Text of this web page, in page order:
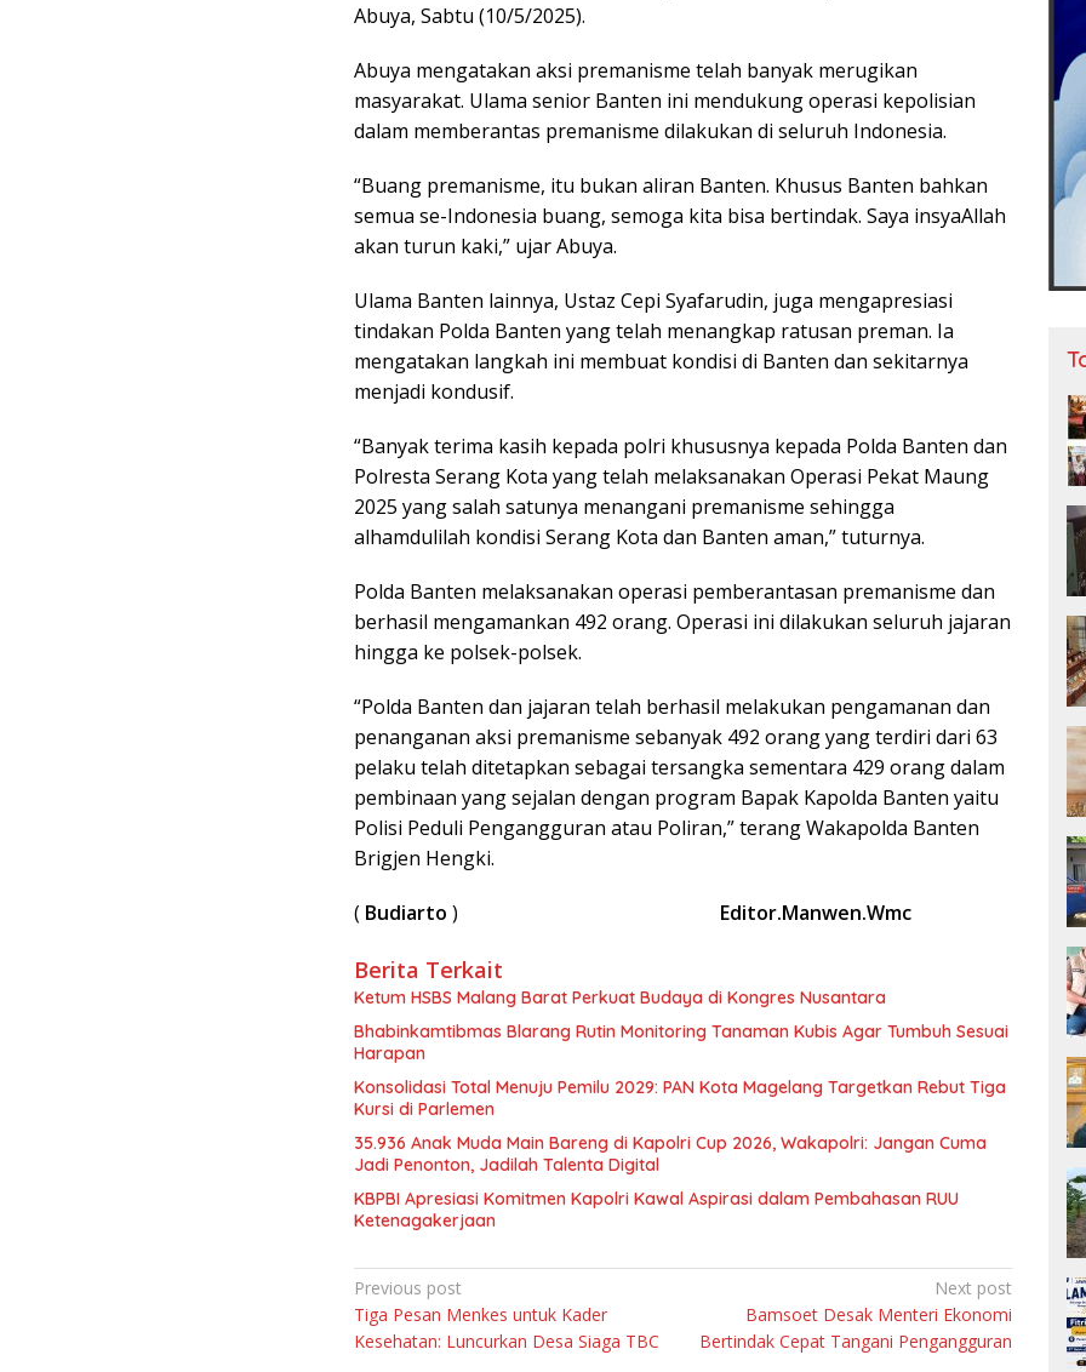
Abuya, Sabtu (10/5/2025).
Abuya mengatakan aksi premanisme telah banyak merugikan
masyarakat. Ulama senior Banten ini mendukung operasi kepolisian
dalam memberantas premanisme dilakukan di seluruh Indonesia.
“Buang premanisme, itu bukan aliran Banten. Khusus Banten bahkan
semua se-Indonesia buang, semoga kita bisa bertindak. Saya insyaAllah
akan turun kaki,” ujar Abuya.
Ulama Banten lainnya, Ustaz Cepi Syafarudin, juga mengapresiasi
tindakan Polda Banten yang telah menangkap ratusan preman. Ia
mengatakan langkah ini membuat kondisi di Banten dan sekitarnya
menjadi kondusif.
“Banyak terima kasih kepada polri khususnya kepada Polda Banten dan
Polresta Serang Kota yang telah melaksanakan Operasi Pekat Maung
2025 yang salah satunya menangani premanisme sehingga
alhamdulilah kondisi Serang Kota dan Banten aman,” tuturnya.
Polda Banten melaksanakan operasi pemberantasan premanisme dan
berhasil mengamankan 492 orang. Operasi ini dilakukan seluruh jajaran
hingga ke polsek-polsek.
“Polda Banten dan jajaran telah berhasil melakukan pengamanan dan
penanganan aksi premanisme sebanyak 492 orang yang terdiri dari 63
pelaku telah ditetapkan sebagai tersangka sementara 429 orang dalam
pembinaan yang sejalan dengan program Bapak Kapolda Banten yaitu
Polisi Peduli Pengangguran atau Poliran,” terang Wakapolda Banten
Brigjen Hengki.
( Budiarto ) Editor.Manwen.Wmc
Berita Terkait
Ketum HSBS Malang Barat Perkuat Budaya di Kongres Nusantara
Bhabinkamtibmas Blarang Rutin Monitoring Tanaman Kubis Agar Tumbuh Sesuai
Harapan
Konsolidasi Total Menuju Pemilu 2029: PAN Kota Magelang Targetkan Rebut Tiga
Kursi di Parlemen
35.936 Anak Muda Main Bareng di Kapolri Cup 2026, Wakapolri: Jangan Cuma
Jadi Penonton, Jadilah Talenta Digital
KBPBI Apresiasi Komitmen Kapolri Kawal Aspirasi dalam Pembahasan RUU
Ketenagakerjaan
Navigasi
pos
Previous post
Tiga Pesan Menkes untuk Kader
Kesehatan: Luncurkan Desa Siaga TBC
Next post
Bamsoet Desak Menteri Ekonomi
Bertindak Cepat Tangani Pengangguran